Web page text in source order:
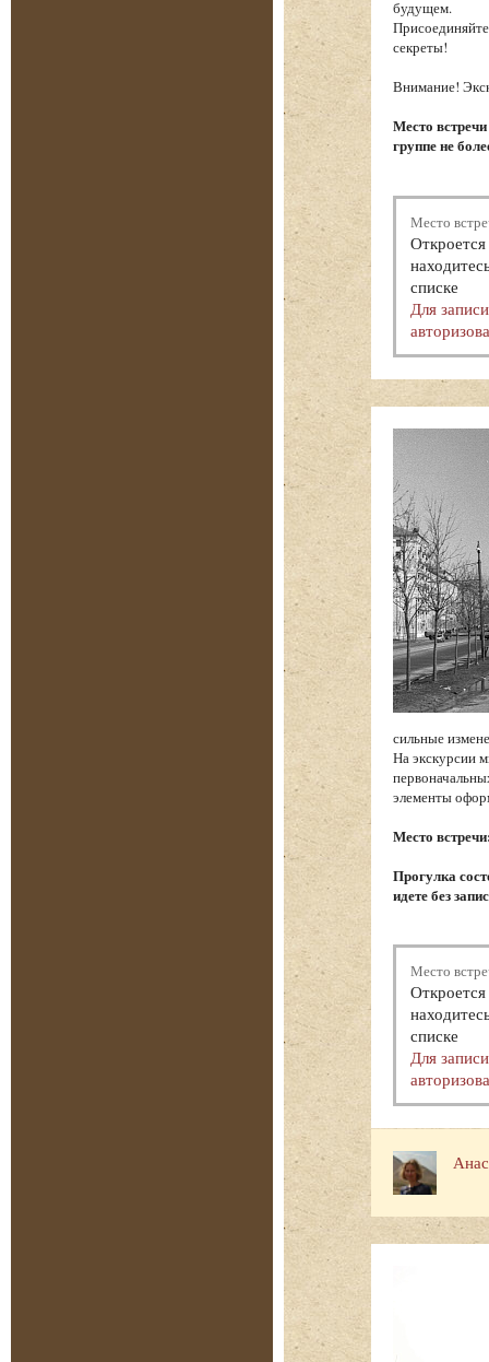
будущем.
секреты!
Внимание!
Место
группе не
Место
списке
Для
сильные
На экскурсии
элементы
Место
Прогулка
идете без
Место
списке
Для